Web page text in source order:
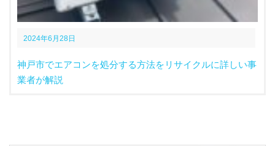
2024年6月28日
神戸市でエアコンを処分する方法をリサイクルに詳しい事
業者が解説